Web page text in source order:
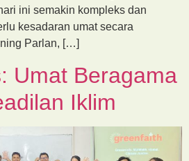
ini semakin kompleks dan
kesadaran umat secara
Parlan, […]
Umat Beragama
Iklim